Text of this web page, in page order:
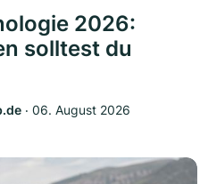
2026:
solltest du
‧ 06. August 2026